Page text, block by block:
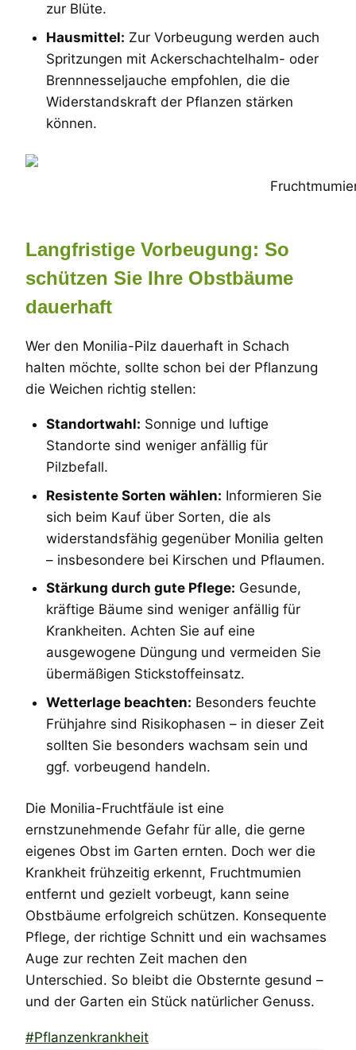
zur Blüte.
Hausmittel: Zur Vorbeugung werden auch
Spritzungen mit Ackerschachtelhalm- oder
Brennnesseljauche empfohlen, die die
Widerstandskraft der Pflanzen stärken
können.
Langfristige Vorbeugung: So
schützen Sie Ihre Obstbäume
dauerhaft
Wer den Monilia-Pilz dauerhaft in Schach
halten möchte, sollte schon bei der Pflanzung
die Weichen richtig stellen:
Standortwahl: Sonnige und luftige
Standorte sind weniger anfällig für
Pilzbefall.
Resistente Sorten wählen: Informieren Sie
sich beim Kauf über Sorten, die als
widerstandsfähig gegenüber Monilia gelten
– insbesondere bei Kirschen und Pflaumen.
Stärkung durch gute Pflege: Gesunde,
kräftige Bäume sind weniger anfällig für
Krankheiten. Achten Sie auf eine
ausgewogene Düngung und vermeiden Sie
übermäßigen Stickstoffeinsatz.
Wetterlage beachten: Besonders feuchte
Frühjahre sind Risikophasen – in dieser Zeit
sollten Sie besonders wachsam sein und
ggf. vorbeugend handeln.
Die Monilia-Fruchtfäule ist eine
ernstzunehmende Gefahr für alle, die gerne
eigenes Obst im Garten ernten. Doch wer die
Krankheit frühzeitig erkennt, Fruchtmumien
entfernt und gezielt vorbeugt, kann seine
Obstbäume erfolgreich schützen. Konsequente
Pflege, der richtige Schnitt und ein wachsames
Auge zur rechten Zeit machen den
Unterschied. So bleibt die Obsternte gesund –
und der Garten ein Stück natürlicher Genuss.
Schlagworte:
#Pflanzenkrankheit